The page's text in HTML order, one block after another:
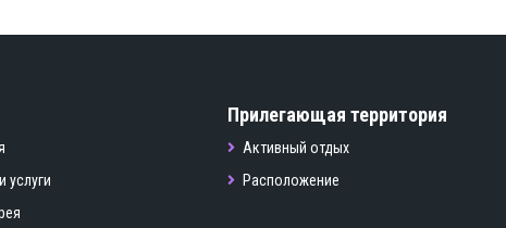
услуги
Прилегающая территория
Активный отдых
Расположение